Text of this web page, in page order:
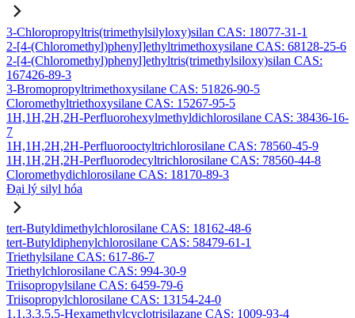
3-Chloropropyltris(trimethylsilyloxy)silan CAS: 18077-31-1
2-[4-(Chloromethyl)phenyl]ethyltrimethoxysilane CAS: 68128-25-6
2-[4-(Chloromethyl)phenyl]ethyltris(trimethylsiloxy)silan CAS:
167426-89-3
3-Bromopropyltrimethoxysilane CAS: 51826-90-5
Cloromethyltriethoxysilane CAS: 15267-95-5
1H,1H,2H,2H-Perfluorohexylmethyldichlorosilane CAS: 38436-16-
7
1H,1H,2H,2H-Perfluorooctyltrichlorosilane CAS: 78560-45-9
1H,1H,2H,2H-Perfluorodecyltrichlorosilane CAS: 78560-44-8
Cloromethydichlorosilane CAS: 18170-89-3
Đại lý silyl hóa
tert-Butyldimethylchlorosilane CAS: 18162-48-6
tert-Butyldiphenylchlorosilane CAS: 58479-61-1
Triethylsilane CAS: 617-86-7
Triethylchlorosilane CAS: 994-30-9
Triisopropylsilane CAS: 6459-79-6
Triisopropylchlorosilane CAS: 13154-24-0
1,1,3,3,5,5-Hexamethylcyclotrisilazane CAS: 1009-93-4